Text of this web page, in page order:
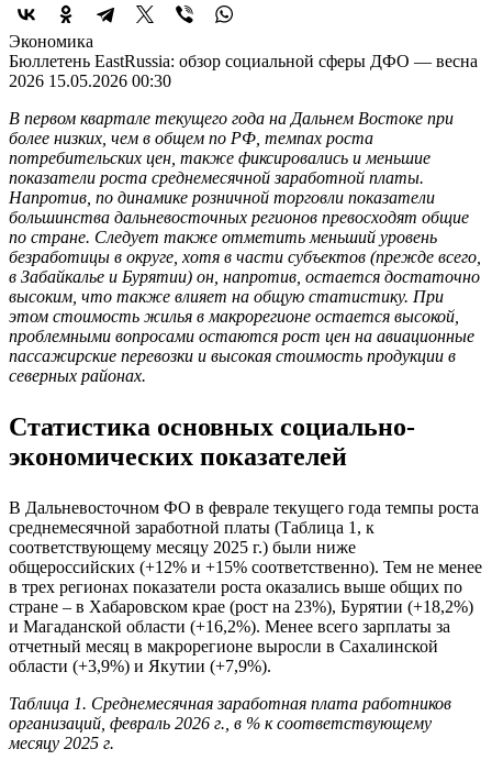
Экономика
Бюллетень EastRussia: обзор социальной сферы ДФО — весна
2026 15.05.2026 00:30
В первом квартале текущего года на Дальнем Востоке при
более низких, чем в общем по РФ, темпах роста
потребительских цен, также фиксировались и меньшие
показатели роста среднемесячной заработной платы.
Напротив, по динамике розничной торговли показатели
большинства дальневосточных регионов превосходят общие
по стране. Следует также отметить меньший уровень
безработицы в округе, хотя в части субъектов (прежде всего,
в Забайкалье и Бурятии) он, напротив, остается достаточно
высоким, что также влияет на общую статистику. При
этом стоимость жилья в макрорегионе остается высокой,
проблемными вопросами остаются рост цен на авиационные
пассажирские перевозки и высокая стоимость продукции в
северных районах.
Статистика основных социально-
экономических показателей
В Дальневосточном ФО в феврале текущего года темпы роста
среднемесячной заработной платы (Таблица 1, к
соответствующему месяцу 2025 г.) были ниже
общероссийских (+12% и +15% соответственно). Тем не менее
в трех регионах показатели роста оказались выше общих по
стране – в Хабаровском крае (рост на 23%), Бурятии (+18,2%)
и Магаданской области (+16,2%). Менее всего зарплаты за
отчетный месяц в макрорегионе выросли в Сахалинской
области (+3,9%) и Якутии (+7,9%).
Таблица 1. Среднемесячная заработная плата работников
организаций, февраль 2026 г., в % к соответствующему
месяцу 2025 г.